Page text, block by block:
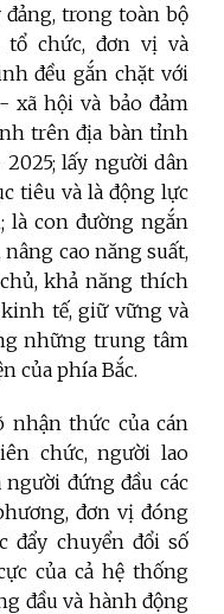
đảng, trong toàn bộ
tổ chức, đơn vị và
đều gắn chặt với
hội và bảo đảm
trên địa bàn tỉnh
lấy người dân
tiêu và là động lực
là con đường ngắn
cao năng suất,
khả năng thích
tế, giữ vững và
những trung tâm
của phía Bắc.
thức của cán
chức, người lao
đứng đầu các
đơn vị đóng
đẩy chuyển đổi số
của cả hệ thống
đầu và hành động